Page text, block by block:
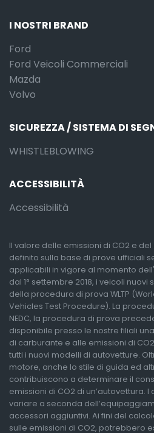
I NOSTRI BRAND
Ford
Ford Veicoli Commerciali
Mazda
Volvo
SICUREZZA / SISTEMA DI
WHISTLEBLOWING
ACCESSIBILITÀ
Accessibilità
Il valore delle emissioni di CO2 e
definito sulla base di prove ufficiali
applicabili in vigore al momento
dal 1° settembre 2018, i veicoli
della procedura di prova WLTP
Vehicles Test Procedure). La
NEDC, la procedura di prova
disponibile presso le nostre filiali
di carburante e alle emissioni di
tutti i nuovi modelli di autovetture.
motore, anche lo stile di guida ed
contribuiscono a determinare il
emissioni di CO2 di un’autovettura.
variare a seconda
accessori aggiuntivi. Ai fini del
sulle emissioni di CO2, potrebbero